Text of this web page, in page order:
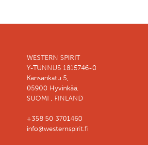
WESTERN SPIRIT
Y-TUNNUS 1815746-0
Kansankatu 5,
05900 Hyvinkää,
SUOMI , FINLAND
+358 50 3701460
info@westernspirit.fi